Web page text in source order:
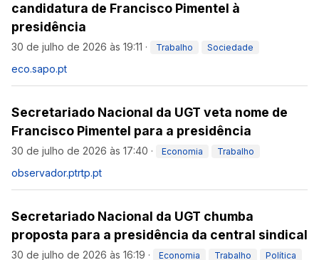
candidatura de Francisco Pimentel à
presidência
30 de julho de 2026 às 19:11 · Trabalho Sociedade
eco.sapo.pt
Secretariado Nacional da UGT veta nome de
Francisco Pimentel para a presidência
30 de julho de 2026 às 17:40 · Economia Trabalho
observador.ptrtp.pt
Secretariado Nacional da UGT chumba
proposta para a presidência da central sindical
30 de julho de 2026 às 16:19 · Economia Trabalho Política